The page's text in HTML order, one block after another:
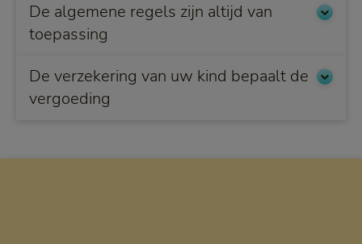
De algemene regels zijn altijd van
toepassing
De verzekering van uw kind bepaalt de
vergoeding